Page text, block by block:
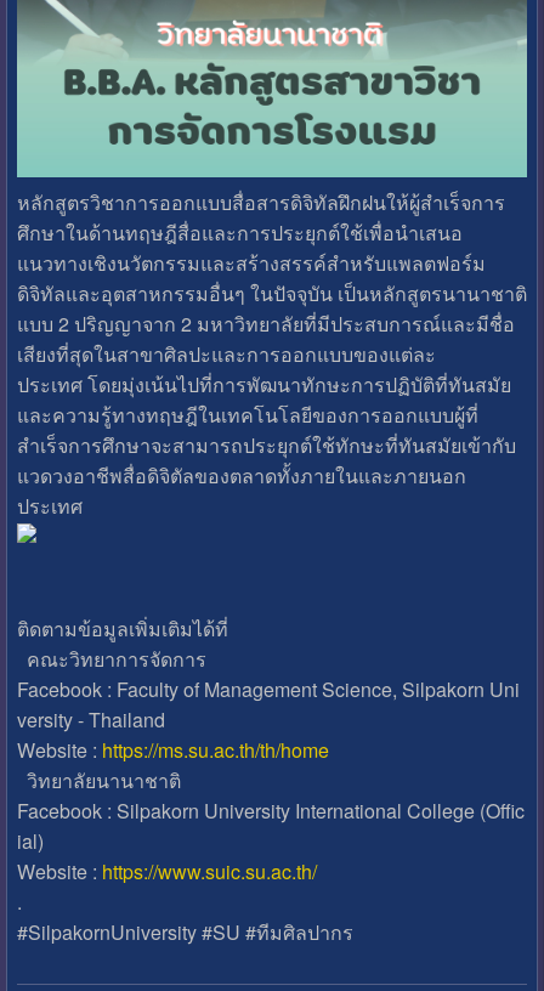
หลักสูตรวิชาการออกแบบสื่อสารดิจิทัลฝึกฝนให้ผู้สำเร็จการ
ศึกษาในด้านทฤษฎีสื่อและการประยุกต์ใช้เพื่อนำเสนอ
แนวทางเชิงนวัตกรรมและสร้างสรรค์สำหรับแพลตฟอร์ม
ดิจิทัลและอุตสาหกรรมอื่นๆ ในปัจจุบัน เป็นหลักสูตรนานาชาติ
แบบ 2 ปริญญาจาก 2 มหาวิทยาลัยที่มีประสบการณ์และมีชื่อ
เสียงที่สุดในสาขาศิลปะและการออกแบบของแต่ละ
ประเทศ โดยมุ่งเน้นไปที่การพัฒนาทักษะการปฏิบัติที่ทันสมัย
และความรู้ทางทฤษฎีในเทคโนโลยีของการออกแบบผู้ที่
สำเร็จการศึกษาจะสามารถประยุกต์ใช้ทักษะที่ทันสมัยเข้ากับ
แวดวงอาชีพสื่อดิจิตัลของตลาดทั้งภายในและภายนอก
ประเทศ
ติดตามข้อมูลเพิ่มเติมได้ที่
คณะวิทยาการจัดการ
Facebook : Faculty of Management Science, Silpakorn Uni
versity - Thailand
Website : https://ms.su.ac.th/th/home
วิทยาลัยนานาชาติ
Facebook : Silpakorn University International College (Offic
ial)
Website : https://www.suic.su.ac.th/
.
#SilpakornUniversity #SU #ทีมศิลปากร